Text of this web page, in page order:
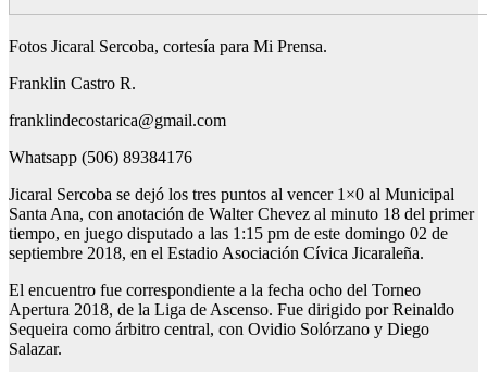
Fotos Jicaral Sercoba, cortesía para Mi Prensa.
Franklin Castro R.
franklindecostarica@gmail.com
Whatsapp (506) 89384176
Jicaral Sercoba se dejó los tres puntos al vencer 1×0 al Municipal
Santa Ana, con anotación de Walter Chevez al minuto 18 del primer
tiempo, en juego disputado a las 1:15 pm de este domingo 02 de
septiembre 2018, en el Estadio Asociación Cívica Jicaraleña.
El encuentro fue correspondiente a la fecha ocho del Torneo
Apertura 2018, de la Liga de Ascenso. Fue dirigido por Reinaldo
Sequeira como árbitro central, con Ovidio Solórzano y Diego
Salazar.